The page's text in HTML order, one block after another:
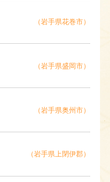
（岩手県花巻市）
（岩手県盛岡市）
（岩手県奥州市）
（岩手県上閉伊郡）